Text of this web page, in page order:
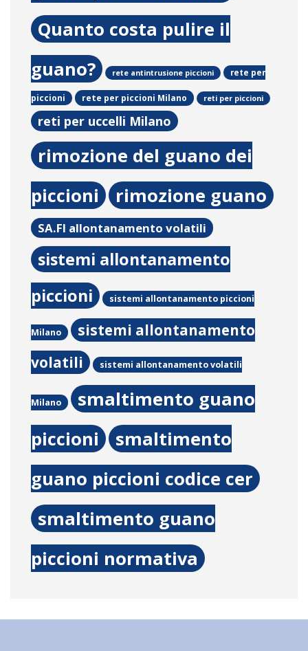
Quanto costa pulire il
guano?
rete antintrusione piccioni rete per
piccioni rete per piccioni Milano reti per piccioni
reti per uccelli Milano
rimozione del guano dei
piccioni
rimozione guano
SA.FI allontanamento volatili
sistemi allontanamento
piccioni
sistemi allontanamento piccioni
Milano
sistemi allontanamento
volatili
sistemi allontanamento volatili
Milano
smaltimento guano
piccioni
smaltimento
guano piccioni codice cer
smaltimento guano
piccioni normativa